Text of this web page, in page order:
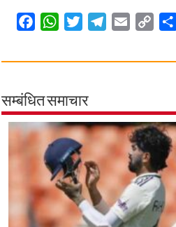
F
c
b
o
o
W
a
s
A
p
p
T
i
t
e
r
T
l
r
a
m
E
a
C
p
i
n
k
सम्बंधित समाचार